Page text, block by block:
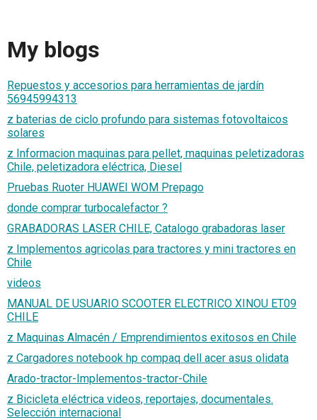
My blogs
Repuestos y accesorios para herramientas de jardín
56945994313
z baterias de ciclo profundo para sistemas fotovoltaicos
solares
z Informacion maquinas para pellet, maquinas peletizadoras
Chile, peletizadora eléctrica, Diesel
Pruebas Ruoter HUAWEI WOM Prepago
donde comprar turbocalefactor ?
GRABADORAS LASER CHILE, Catalogo grabadoras laser
z Implementos agricolas para tractores y mini tractores en
Chile
videos
MANUAL DE USUARIO SCOOTER ELECTRICO XINOU ET09
CHILE
z Maquinas Almacén / Emprendimientos exitosos en Chile
z Cargadores notebook hp compaq dell acer asus olidata
Arado-tractor-Implementos-tractor-Chile
z Bicicleta eléctrica videos, reportajes, documentales.
Selección internacional